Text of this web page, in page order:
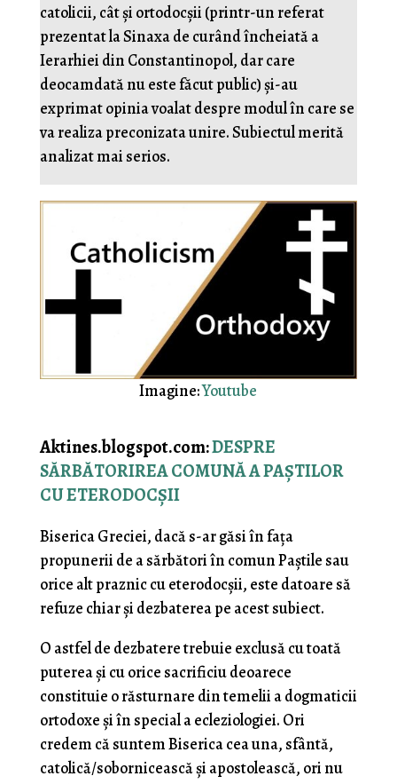
catolicii, cât și ortodocșii (printr-un referat
prezentat la Sinaxa de curând încheiată a
Ierarhiei din Constantinopol, dar care
deocamdată nu este făcut public) și-au
exprimat opinia voalat despre modul în care se
va realiza preconizata unire. Subiectul merită
analizat mai serios.
Imagine:Youtube
Aktines.blogspot.com:DESPRE
SĂRBĂTORIREA COMUNĂ A PAȘTILOR
CU ETERODOCȘII
Biserica Greciei, dacă s-ar găsi în fața
propunerii de a sărbători în comun Paștile sau
orice alt praznic cu eterodocșii, este datoare să
refuze chiar și dezbaterea pe acest subiect.
O astfel de dezbatere trebuie exclusă cu toată
puterea și cu orice sacrificiu deoarece
constituie o răsturnare din temelii a dogmaticii
ortodoxe și în special a ecleziologiei. Ori
credem că suntem Biserica cea una, sfântă,
catolică/sobornicească și apostolească, ori nu